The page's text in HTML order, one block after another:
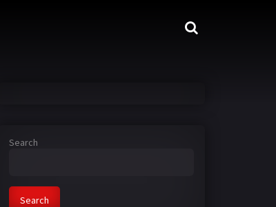
Search
Search